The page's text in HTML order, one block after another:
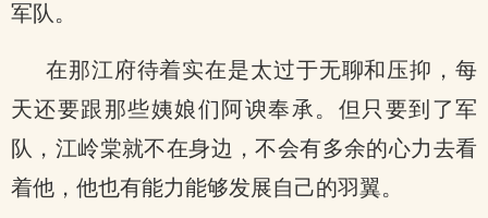
军队。
在那江府待着实在是太过于无聊和压抑，每
天还要跟那些姨娘们阿谀奉承。但只要到了军
队，江岭棠就不在身边，不会有多余的心力去看
着他，他也有能力能够发展自己的羽翼。